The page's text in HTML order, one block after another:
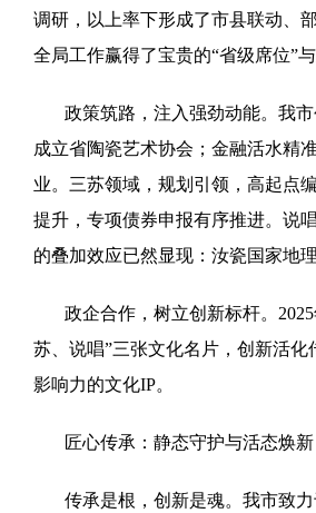
调研，以上率下形成了市县联动、
全局工作赢得了宝贵的“省级席位”与
政策筑路，注入强劲动能。我
成立省陶瓷艺术协会；金融活水精
业。三苏领域，规划引领，高起点
提升，专项债券申报有序推进。说
的叠加效应已然显现：汝瓷国家地
政企合作，树立创新标杆。
苏、说唱”三张文化名片，创新活
影响力的文化IP。
匠心传承：静态守护与活态焕
传承是根，创新是魂。我市致